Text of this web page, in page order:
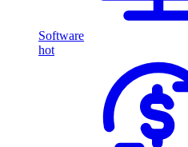
Software
hot